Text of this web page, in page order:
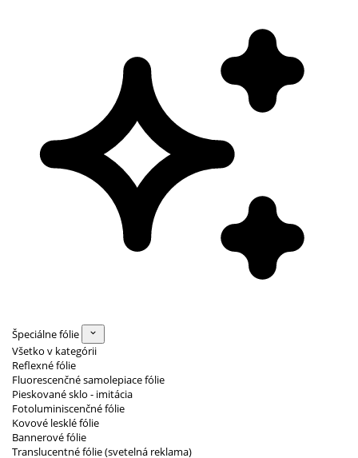
Špeciálne fólie
Všetko v kategórii
Reflexné fólie
Fluorescenčné samolepiace fólie
Pieskované sklo - imitácia
Fotoluminiscenčné fólie
Kovové lesklé fólie
Bannerové fólie
Translucentné fólie (svetelná reklama)